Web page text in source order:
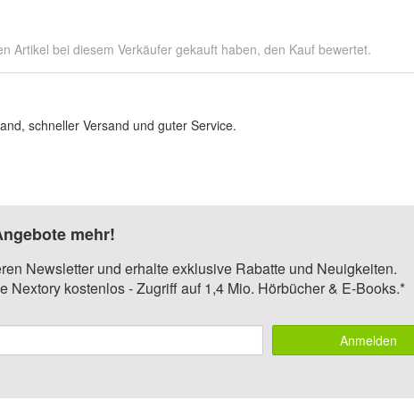
Artikel bei diesem Verkäufer gekauft haben, den Kauf bewertet.
schneller Versand und guter Service.
mehr!
Newsletter und erhalte exklusive Rabatte und Neuigkeiten.
Nextory kostenlos - Zugriff auf 1,4 Mio. Hörbücher & E-Books.*
Anmelden